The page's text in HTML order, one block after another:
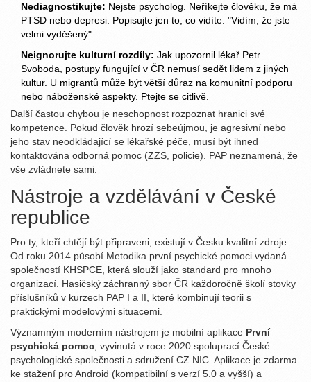
Nediagnostikujte: Nejste psycholog. Neříkejte člověku, že má
PTSD nebo depresi. Popisujte jen to, co vidíte: "Vidím, že jste
velmi vyděšený".
Neignorujte kulturní rozdíly: Jak upozornil lékař Petr
Svoboda, postupy fungující v ČR nemusí sedět lidem z jiných
kultur. U migrantů může být větší důraz na komunitní podporu
nebo náboženské aspekty. Ptejte se citlivě.
Další častou chybou je neschopnost rozpoznat hranici své
kompetence. Pokud člověk hrozí sebeújmou, je agresivní nebo
jeho stav neodkládající se lékařské péče, musí být ihned
kontaktována odborná pomoc (ZZS, policie). PAP neznamená, že
vše zvládnete sami.
Nástroje a vzdělávání v České
republice
Pro ty, kteří chtějí být připraveni, existují v Česku kvalitní zdroje.
Od roku 2014 působí Metodika první psychické pomoci vydaná
společností KHSPCE, která slouží jako standard pro mnoho
organizací. Hasičský záchranný sbor ČR každoročně školí stovky
příslušníků v kurzech PAP I a II, které kombinují teorii s
praktickými modelovými situacemi.
Významným moderním nástrojem je mobilní aplikace První
psychická pomoc, vyvinutá v roce 2020 spoluprací České
psychologické společnosti a sdružení CZ.NIC. Aplikace je zdarma
ke stažení pro Android (kompatibilní s verzí 5.0 a vyšší) a